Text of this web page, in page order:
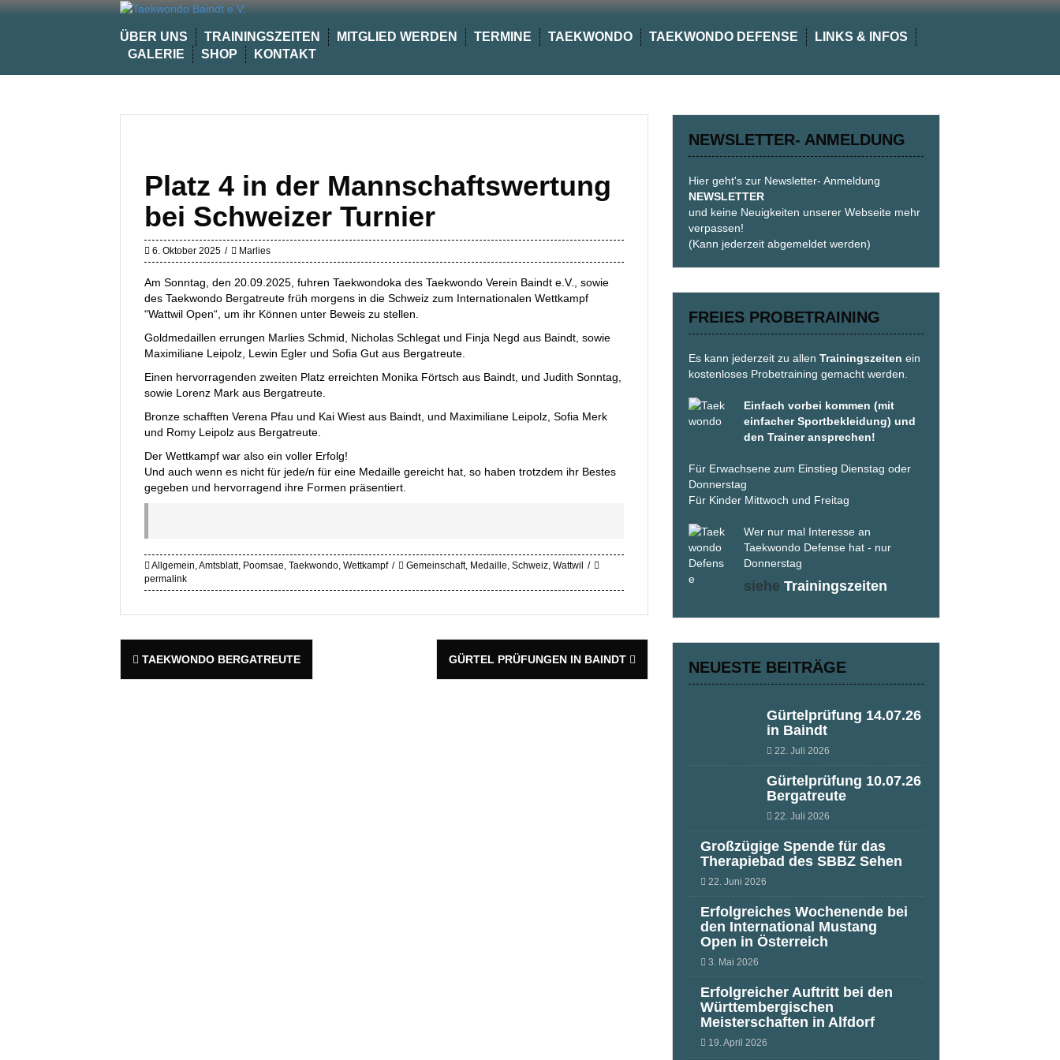
Skip
ÜBER UNS TRAININGSZEITEN MITGLIED WERDEN TERMINE TAEKWONDO TAEKWONDO DEFENSE
LINKS & INFOS
GALERIE
SHOP KONTAKT
Platz 4 in der Mannschaftswertung
bei Schweizer Turnier
6. Oktober 2025 Marlies
Am Sonntag, den 20.09.2025, fuhren Taekwondoka des Taekwondo Verein Baindt e.V., sowie
des Taekwondo Bergatreute früh morgens in die Schweiz zum Internationalen Wettkampf
“Wattwil Open“, um ihr Können unter Beweis zu stellen.
Goldmedaillen errungen Marlies Schmid, Nicholas Schlegat und Finja Negd aus Baindt, sowie
Maximiliane Leipolz, Lewin Egler und Sofia Gut aus Bergatreute.
Einen hervorragenden zweiten Platz erreichten Monika Förtsch aus Baindt, und Judith Sonntag,
sowie Lorenz Mark aus Bergatreute.
Bronze schafften Verena Pfau und Kai Wiest aus Baindt, und Maximiliane Leipolz, Sofia Merk
und Romy Leipolz aus Bergatreute.
Der Wettkampf war also ein voller Erfolg!
Und auch wenn es nicht für jede/n für eine Medaille gereicht hat, so haben trotzdem ihr Bestes
gegeben und hervorragend ihre Formen präsentiert.
Allgemein,Amtsblatt, Poomsae, Taekwondo, Wettkampf Gemeinschaft, Medaille, Schweiz, Wattwil
permalink
Post
navigation
TAEKWONDO BERGATREUTE GÜRTEL PRÜFUNGEN IN BAINDT
NEWSLETTER- ANMELDUNG
Hier geht's zur Newsletter- Anmeldung
NEWSLETTER
und keine Neuigkeiten unserer Webseite mehr
verpassen!
(Kann jederzeit abgemeldet werden)
FREIES PROBETRAINING
Es kann jederzeit zu allen Trainingszeiten ein
kostenloses Probetraining gemacht werden.
Einfach vorbei kommen (mit
einfacher Sportbekleidung) und
den Trainer ansprechen!
Für Erwachsene zum Einstieg Dienstag oder
Donnerstag
Für Kinder Mittwoch und Freitag
Wer nur mal Interesse an
Taekwondo Defense hat - nur
Donnerstag
siehe Trainingszeiten
NEUESTE BEITRÄGE
Gürtelprüfung 14.07.26
in Baindt
22. Juli 2026
Gürtelprüfung 10.07.26
Bergatreute
22. Juli 2026
Großzügige Spende für das
Therapiebad des SBBZ Sehen
22. Juni 2026
Erfolgreiches Wochenende bei
den International Mustang
Open in Österreich
3. Mai 2026
Erfolgreicher Auftritt bei den
Württembergischen
Meisterschaften in Alfdorf
19. April 2026